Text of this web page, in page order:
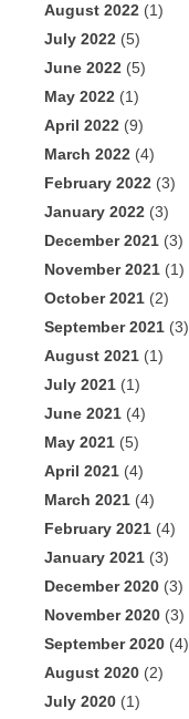
August 2022 (1)
July 2022 (5)
June 2022 (5)
May 2022 (1)
April 2022 (9)
March 2022 (4)
February 2022 (3)
January 2022 (3)
December 2021 (3)
November 2021 (1)
October 2021 (2)
September 2021 (3)
August 2021 (1)
July 2021 (1)
June 2021 (4)
May 2021 (5)
April 2021 (4)
March 2021 (4)
February 2021 (4)
January 2021 (3)
December 2020 (3)
November 2020 (3)
September 2020 (4)
August 2020 (2)
July 2020 (1)